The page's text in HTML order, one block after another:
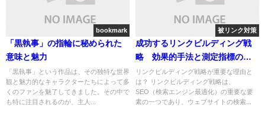
bookmark
「黒執事」の指輪に秘められた
意味と魅力
「黒執事」という作品は、その独特な世界
観と魅力的なキャラクターたちによって多
くのファンを魅了してきました。その中で
も特に注目されるのが、主人...
被リンク対策
成功するリンクビルディング戦
略 効果的手法と測定指標の完
全ガイド
リンクビルディング戦略が重要な理由と
は？ リンクビルディング戦略は、
SEO（検索エンジン最適化）の重要な要
素の一つであり、ウェブサイトの検索...